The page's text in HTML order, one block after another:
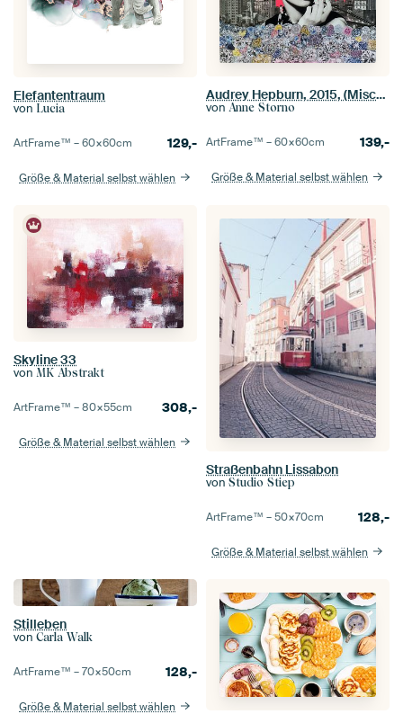
Elefantentraum
von Lucia
ArtFrame™ –60×60cm 129,-
Größe & Material selbst wählen
Audrey Hepburn, 2015, (Mischtechnik)
von Anne Storno
ArtFrame™ –60×60cm 139,-
Größe & Material selbst wählen
Skyline 33
von MK Abstrakt
ArtFrame™ –80×55cm 308,-
Größe & Material selbst wählen
Straßenbahn Lissabon
von Studio Stiep
ArtFrame™ –50×70cm 128,-
Größe & Material selbst wählen
Stilleben
von Carla Walk
ArtFrame™ –70×50cm 128,-
Größe & Material selbst wählen